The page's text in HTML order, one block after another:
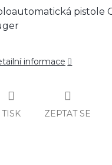
pistole
informace
TISK ZEPTAT SE